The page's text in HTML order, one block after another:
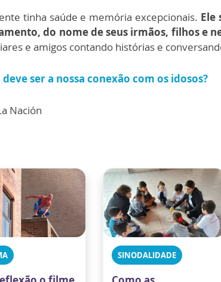
tinha saúde e memória excepcionais. Ele
do nome de seus irmãos, filhos e
e amigos contando histórias e
deve ser a nossa conexão com os idosos?
Nación
SINODALIDADE